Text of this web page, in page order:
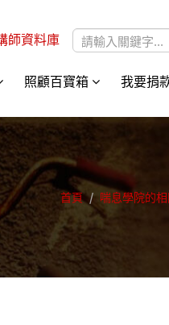
師資料庫
搜尋表單
照顧百寶箱 我要捐
首頁 / 喘息學院的